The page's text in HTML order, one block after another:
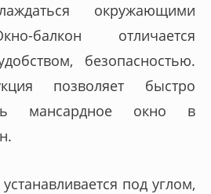
окружающими
балкон отличается
безопасностью.
позволяет быстро
мансардное окно в
под углом,